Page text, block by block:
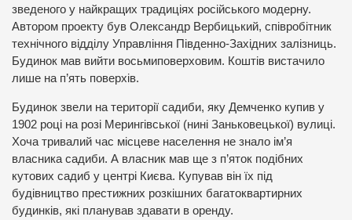
зведеного у найкращих традиціях російського модерну.
Автором проекту був Олександр Вербицький, співробітник
технічного відділу Управління Південно-Західних залізниць.
Будинок мав вийти восьмиповерховим. Коштів вистачило
лише на п’ять поверхів.
Будинок звели на території садиби, яку Демченко купив у
1902 році на розі Мерингівської (нині Заньковецької) вулиці.
Хоча тривалий час місцеве населення не знало ім’я
власника садиби. А власник мав ще з п’яток подібних
кутових садиб у центрі Києва. Купував він їх під
будівництво престижних розкішних багатоквартирних
будинків, які планував здавати в оренду.